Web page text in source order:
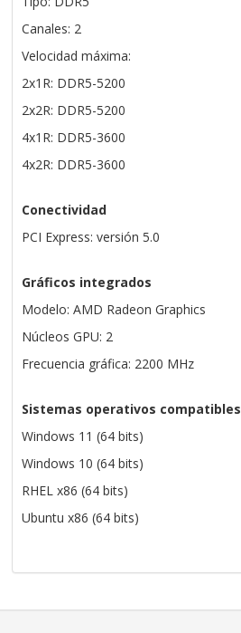
Canales: 2
Velocidad máxima:
2x1R: DDR5-5200
2x2R: DDR5-5200
4x1R: DDR5-3600
4x2R: DDR5-3600
Conectividad
PCI Express: versión 5.0
Gráficos integrados
Modelo: AMD Radeon Graphics
Núcleos GPU: 2
Frecuencia gráfica: 2200 MHz
Sistemas operativos compatibles
Windows 11 (64 bits)
Windows 10 (64 bits)
RHEL x86 (64 bits)
Ubuntu x86 (64 bits)